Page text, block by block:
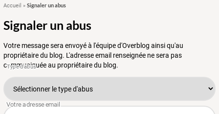
Accueil » Signaler un abus
Signaler un abus
Votre message sera envoyé à l'équipe d'Overblog ainsi qu'au
propriétaire du blog. L'adresse email renseignée ne sera pas
communiquée au propriétaire du blog.